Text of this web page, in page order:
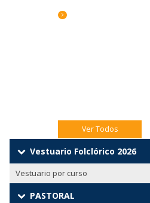
Ver Todos
Vestuario Folclórico 2026
Vestuario por curso
PASTORAL